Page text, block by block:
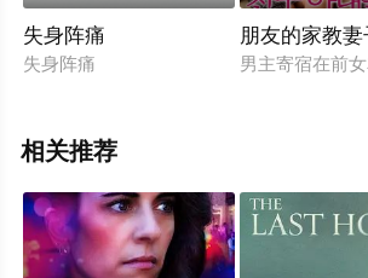
失身阵痛
失身阵痛
朋友的家教妻
男主寄宿在前
相关推荐